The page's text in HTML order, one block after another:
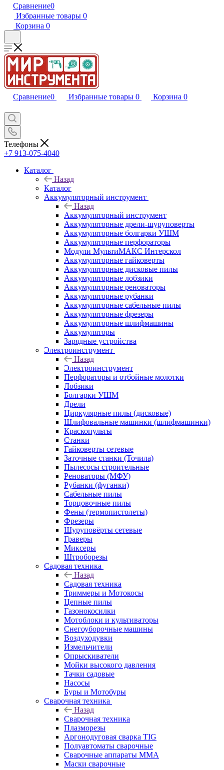
Сравнение0
Избранные товары 0
Корзина 0
Сравнение0 Избранные товары 0 Корзина 0
Телефоны
+7 913-075-4040
Каталог
Назад
Каталог
Аккумуляторный инструмент
Назад
Аккумуляторный инструмент
Аккумуляторные дрели-шуруповерты
Аккумуляторные болгарки УШМ
Аккумуляторные перфораторы
Модули МультиМАКС Интерскол
Аккумуляторные гайковерты
Аккумуляторные дисковые пилы
Аккумуляторные лобзики
Аккумуляторные реноваторы
Аккумуляторные рубанки
Аккумуляторные сабельные пилы
Аккумуляторные фрезеры
Аккумуляторные шлифмашины
Аккумуляторы
Зарядные устройства
Электроинструмент
Назад
Электроинструмент
Перфораторы и отбойные молотки
Лобзики
Болгарки УШМ
Дрели
Циркулярные пилы (дисковые)
Шлифовальные машинки (шлифмашинки)
Краскопульты
Станки
Гайковерты сетевые
Заточные станки (Точила)
Пылесосы строительные
Реноваторы (МФУ)
Рубанки (фуганки)
Сабельные пилы
Торцовочные пилы
Фены (термопистолеты)
Фрезеры
Шуруповёрты сетевые
Граверы
Миксеры
Штроборезы
Садовая техника
Назад
Садовая техника
Триммеры и Мотокосы
Цепные пилы
Газонокосилки
Мотоблоки и культиваторы
Снегоуборочные машины
Воздуходувки
Измельчители
Опрыскиватели
Мойки высокого давления
Тачки садовые
Насосы
Буры и Мотобуры
Сварочная техника
Назад
Сварочная техника
Плазморезы
Аргонодуговая сварка TIG
Полуавтоматы сварочные
Сварочные аппараты ММА
Маски сварочные